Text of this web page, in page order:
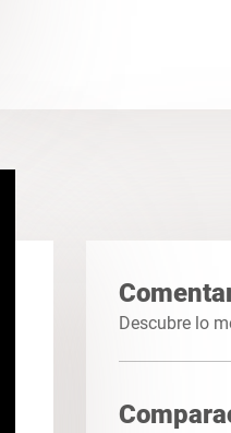
Descubre lo